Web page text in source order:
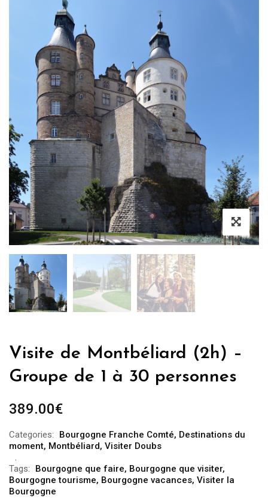
Visite de Montbéliard (2h) –
Groupe de 1 à 30 personnes
389.00€
Categories: Bourgogne Franche Comté, Destinations du
moment, Montbéliard, Visiter Doubs
Tags: Bourgogne que faire, Bourgogne que visiter,
Bourgogne tourisme, Bourgogne vacances, Visiter la
Bourgogne